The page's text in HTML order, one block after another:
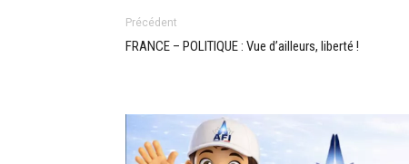
Précédent
FRANCE – POLITIQUE : Vue d’ailleurs, liberté !